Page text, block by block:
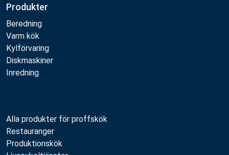
Produkter
Beredning
Varm kök
Kylförvaring
Diskmaskiner
Inredning
Alla produkter för proffskök
Restauranger
Produktionskök